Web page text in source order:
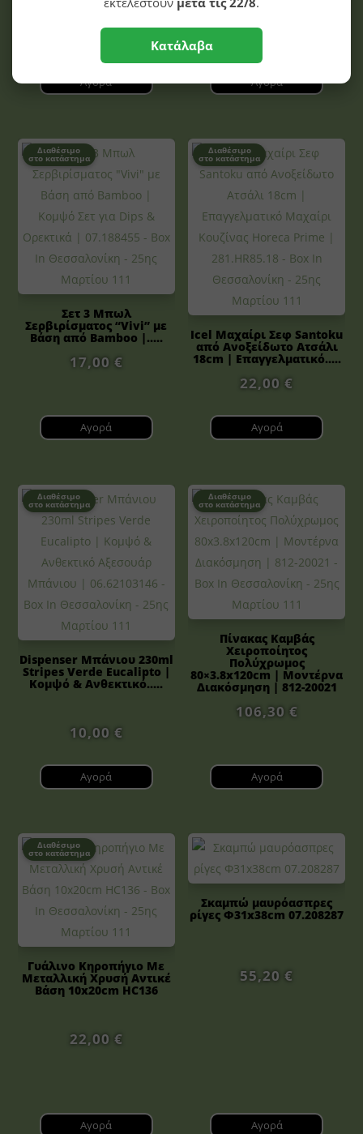
Αγορά Αγορά
Διαθέσιμο
στο κατάστημα
Σετ 3 Μπωλ
Σερβιρίσματος “Vivi” με
Βάση από Bamboo |.....
17,00 €
Αγορά
Διαθέσιμο
στο κατάστημα
Icel Μαχαίρι Σεφ Santoku
από Ανοξείδωτο Ατσάλι
18cm | Επαγγελματικό.....
22,00€
Αγορά
Διαθέσιμο
στο κατάστημα
Dispenser Μπάνιου 230ml
Stripes Verde Eucalipto |
Κομψό & Ανθεκτικό.....
10,00 €
Αγορά
Διαθέσιμο
στο κατάστημα
Πίνακας Καμβάς
Χειροποίητος
Πολύχρωμος
80×3.8x120cm | Μοντέρνα
Διακόσμηση | 812-20021
106,30 €
Αγορά
Διαθέσιμο
στο κατάστημα
Γυάλινο Κηροπήγιο Με
Μεταλλική Χρυσή Αντικέ
Βάση 10x20cm HC136
22,00 €
Αγορά
Σκαμπώ μαυρόασπρες
ρίγες Φ31x38cm 07.208287
55,20€
Αγορά
Κατάλαβα